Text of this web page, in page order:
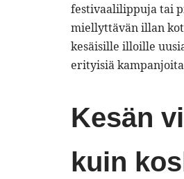
festivaalilippuja tai
miellyttävän illan
kesäisille illoille
erityisiä
Kesän
kuin